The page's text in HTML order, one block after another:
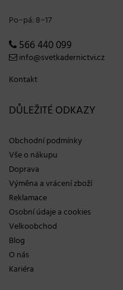
Po−pá: 8−17
566 440 099
info@svetkadernictvi.cz
Kontakt
DŮLEŽITÉ ODKAZY
Obchodní podmínky
Vše o nákupu
Doprava
Výměna a vrácení zboží
Reklamace
Osobní údaje a cookies
Velkoobchod
Blog
O nás
Kariéra